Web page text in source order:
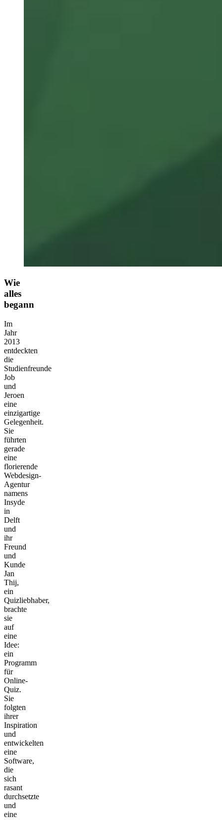
Wie
alles
begann
Im
Jahr
2013
entdeckten
die
Studienfreunde
Job
und
Jeroen
eine
einzigartige
Gelegenheit.
Sie
führten
gerade
eine
florierende
Webdesign-
Agentur
namens
Insyde
in
Delft
und
ihr
Freund
und
Kunde
Jan
Thij,
ein
Quizliebhaber,
brachte
sie
auf
eine
Idee:
ein
Programm
für
Online-
Quiz.
Sie
folgten
ihrer
Inspiration
und
entwickelten
eine
Software,
die
sich
rasant
durchsetzte
und
eine